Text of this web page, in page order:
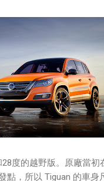
度的越野版。原廠當
點，所以 Tiguan 的車身